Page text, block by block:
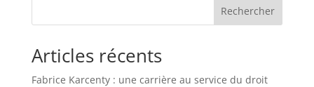
Rechercher
Articles récents
Fabrice Karcenty : une carrière au service du droit